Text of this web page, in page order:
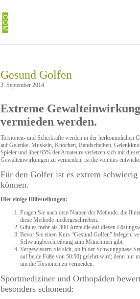
Gesund Golfen
3. September 2014
Extreme
vermieden werden.
Torsionen- und Scherkräfte werden in der herkömmlichen
auf Gelenke, Muskeln, Knochen, Bandscheiben,
Spieler und über 65% der Amateure verletzen sich mit
Gewalteinwirkungen zu vermeiden, ist die von uns
Für den Golfer ist es extrem
können.
Hier einige Hilfestellungen:
Fragen Sie nach dem Namen der Methode, die
diese Methode niedergeschrieben.
Gibt es mehr als 300 Ärzte die auf diesen
Bevor Sie einen Kurs “Gesund Golfen” belegen,
Schwungbeschreibung zum Mitnehmen gibt.
Vergewissern Sie sich, ob in der Schwungphase
auf beide Füße von 50:50) gelehrt wird; denn nur
um die Torsionen zu vermeiden.
Sportmediziner und Orthopäden
besonders schonend: